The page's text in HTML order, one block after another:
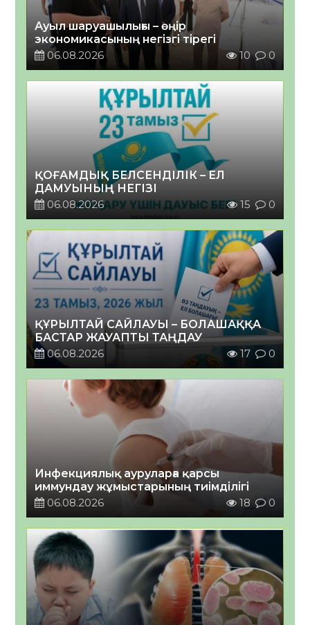
Ауыл шаруашылығы – өңір
экономикасының негізгі тірегі
06.08.2026
10 0
ҚОҒАМДЫҚ БЕЛСЕНДІЛІК – ЕЛ
ДАМУЫНЫҢ НЕГІЗІ
06.08.2026
15 0
ҚҰРЫЛТАЙ САЙЛАУЫ – БОЛАШАҚҚА
БАСТАР ЖАУАПТЫ ТАҢДАУ
06.08.2026
17 0
Инфекциялық ауруларға қарсы
иммундау жұмыстарының тиімділігі
06.08.2026
18 0